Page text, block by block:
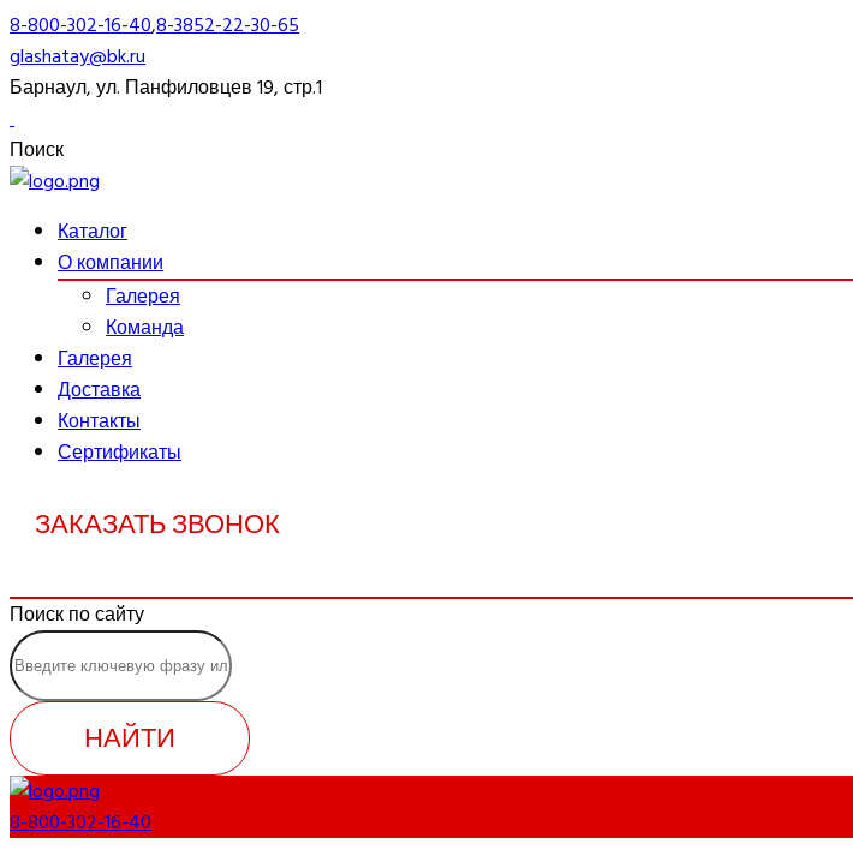
8-800-302-16-40,8-3852-22-30-65
glashatay@bk.ru
Барнаул, ул. Панфиловцев 19, стр.1
Поиск
Каталог
О компании
Галерея
Команда
Галерея
Доставка
Контакты
Сертификаты
ЗАКАЗАТЬ ЗВОНОК
Поиск по сайту
НАЙТИ
8-800-302-16-40